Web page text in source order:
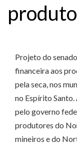
Projeto do
financeira aos
pela seca, nos
no Espírito
pelo governo
produtores do
mineiros e do